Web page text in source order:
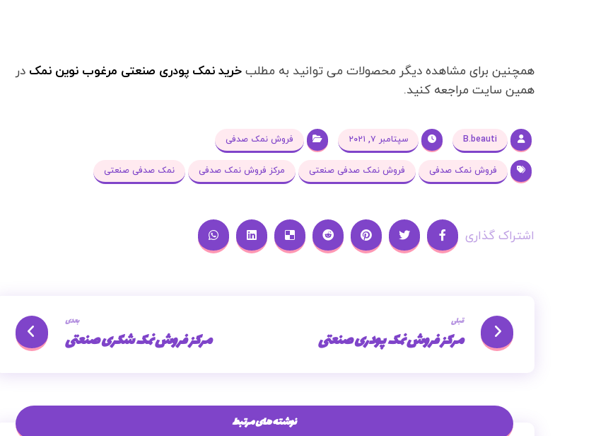
همچنین برای مشاهده دیگر محصولات می توانید به مطلب خرید نمک پودری صنعتی مرغوب نوین نمک در
همین سایت مراجعه کنید.
B.beauti سپتامبر ۷, ۲۰۲۱ فروش نمک صدفی
فروش نمک صدفی فروش نمک صدفی صنعتی مرکز فروش نمک صدفی نمک صدفی صنعتی
قبلی
مرکز فروش نمک پودری صنعتی
بعدی
مرکز فروش نمک شکری صنعتی
نوشته های مرتبط